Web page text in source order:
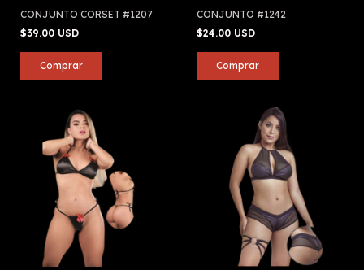
CONJUNTO CORSET #1207
$39.00 USD
CONJUNTO #1242
$24.00 USD